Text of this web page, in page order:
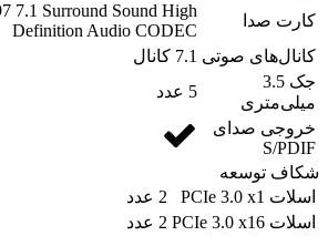
کارت صدا
7.1 Surround Sound High
Definition Audio CODEC
کانال‌های صوتی 7.1 کانال
جک 3.5
میلی‌متری
5 عدد
خروجی صدای
S/PDIF
شکاف توسعه
اسلات PCIe 3.0 x1
2 عدد
اسلات PCIe 3.0 x16
2 عدد